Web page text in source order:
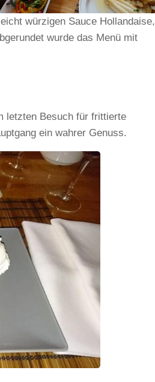
würzigen Sauce Hollandaise,
wurde das Menü mit
letzten Besuch für frittierte
ein wahrer Genuss.